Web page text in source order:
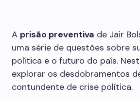
A prisão preventiva de Jair
uma série de questões sobre
política e o futuro do país.
explorar os desdobramentos
contundente de crise política.